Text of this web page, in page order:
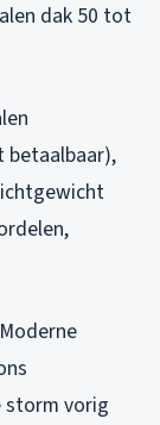
dak 50 tot
betaalbaar),
storm vorig